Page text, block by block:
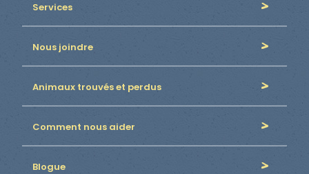
Services
Nous joindre
Animaux trouvés et perdus
Comment nous aider
Blogue